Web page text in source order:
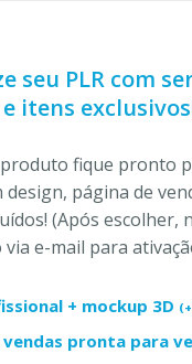
seu PLR com
itens
fique pronto
design, página de
(Após escolher,
e-mail para
+ mockup 3D (+
vendas pronta para